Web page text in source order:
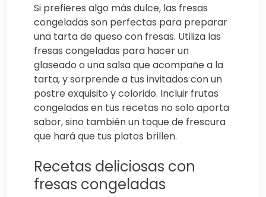
Si prefieres algo más dulce, las fresas
congeladas son perfectas para preparar
una tarta de queso con fresas. Utiliza las
fresas congeladas para hacer un
glaseado o una salsa que acompañe a la
tarta, y sorprende a tus invitados con un
postre exquisito y colorido. Incluir frutas
congeladas en tus recetas no solo aporta
sabor, sino también un toque de frescura
que hará que tus platos brillen.
Recetas deliciosas con
fresas congeladas